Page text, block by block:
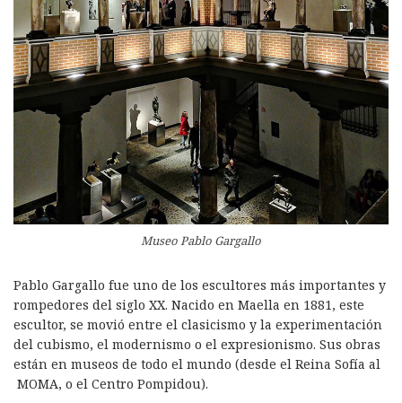
Museo Pablo Gargallo
Pablo Gargallo fue uno de los escultores más importantes y
rompedores del siglo XX. Nacido en Maella en 1881, este
escultor, se movió entre el clasicismo y la experimentación
del cubismo, el modernismo o el expresionismo. Sus obras
están en museos de todo el mundo (desde el Reina Sofía al
MOMA, o el Centro Pompidou).